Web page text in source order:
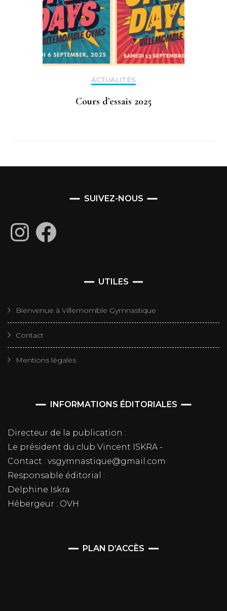
ACTUALITÉS
Cours d’essais 2025
SUIVEZ-NOUS
InstagramFacebook
UTILES
Bienvenue à Villemomble Gymnastique
Contact
Mentions légales
INFORMATIONS ÉDITORIALES
Directeur de la publication :
Le président du club Vincent ISKRA -
Contact : vsgymnastique@gmail.com
Responsable éditorial :
Delphine Iskra
Hébergeur : OVH
PLAN D’ACCÈS